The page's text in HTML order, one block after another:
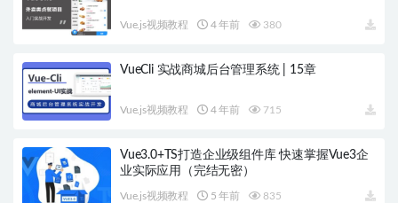
Vue.js视频教程 4 年前 380
VueCli 实战商城后台管理系统 | 15章
Vue.js视频教程 4 年前 715
Vue3.0+TS打造企业级组件库 快速掌握Vue3企
业实际应用（完结无密）
Vue.js视频教程 5 年前 835